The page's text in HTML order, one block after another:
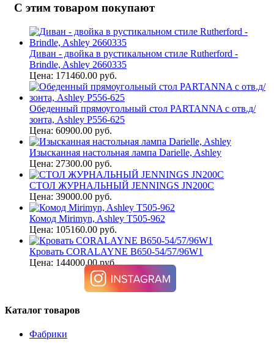
С этим товаром покупают
Диван - двойка в рустикальном стиле Rutherford -
Brindle, Ashley 2660335
Цена: 171460.00 руб.
Обеденный прямоугольный стол PARTANNA с отв.д/
зонта, Ashley P556-625
Цена: 60900.00 руб.
Изысканная настольная лампа Darielle, Ashley
Цена: 27300.00 руб.
СТОЛ ЖУРНАЛЬНЫЙ JENNINGS JN200C
Цена: 39000.00 руб.
Комод Mirimyn, Ashley T505-962
Цена: 105160.00 руб.
Кровать CORALAYNE B650-54/57/96W1
Цена: 144000.00 руб.
Каталог товаров
Фабрики